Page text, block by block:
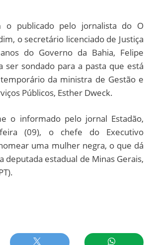
o publicado pelo jornalista do O
o secretário licenciado de Justiça
do Governo da Bahia, Felipe
ser sondado para a pasta que está
da ministra de Gestão e
Públicos, Esther Dweck.
o informado pelo jornal Estadão,
feira (09), o chefe do Executivo
uma mulher negra, o que dá
deputada estadual de Minas Gerais,